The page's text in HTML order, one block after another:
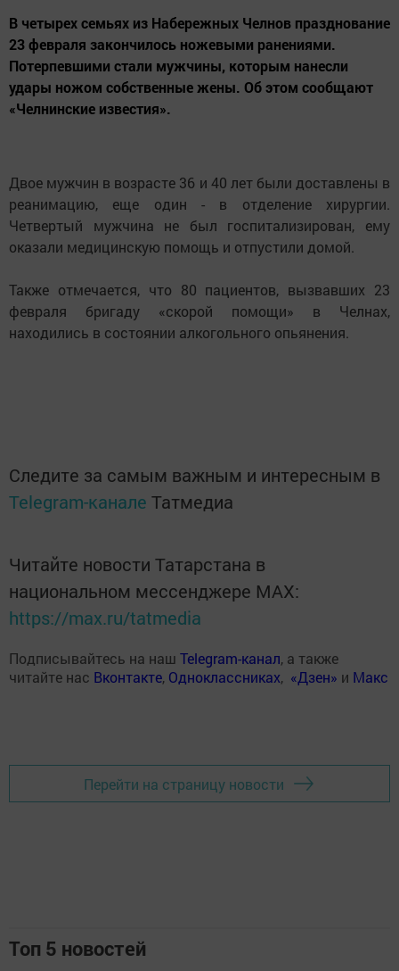
В четырех семьях из Набережных Челнов празднование
23 февраля закончилось ножевыми ранениями.
Потерпевшими стали мужчины, которым нанесли
удары ножом собственные жены. Об этом сообщают
«Челнинские известия».
Двое мужчин в возрасте 36 и 40 лет были доставлены в
реанимацию, еще один - в отделение хирургии.
Четвертый мужчина не был госпитализирован, ему
оказали медицинскую помощь и отпустили домой.
Также отмечается, что 80 пациентов, вызвавших 23
февраля бригаду «скорой помощи» в Челнах,
находились в состоянии алкогольного опьянения.
Следите за самым важным и интересным в
Telegram-канале Татмедиа
Читайте новости Татарстана в
национальном мессенджере MАХ:
https://max.ru/tatmedia
Подписывайтесь на наш Telegram-канал, а также
читайте нас Вконтакте, Одноклассниках, «Дзен» и Макс
Перейти на страницу новости
Топ 5 новостей